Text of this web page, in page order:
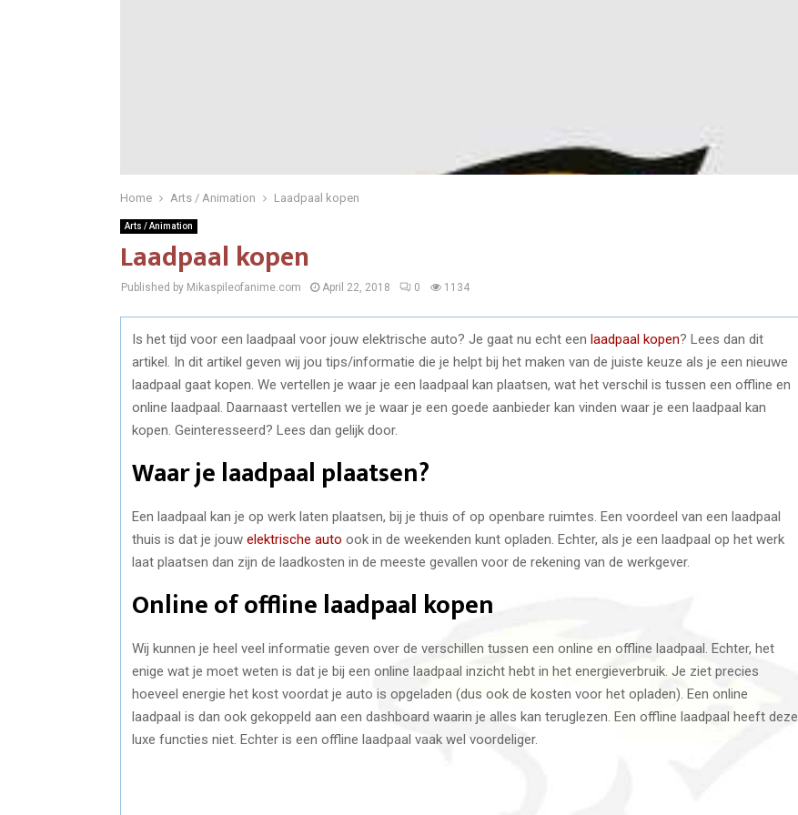
Home Arts / Animation Laadpaal kopen
Arts / Animation
Laadpaal kopen
Published by Mikaspileofanime.com April 22, 2018 0 1134
Is het tijd voor een laadpaal voor jouw elektrische auto? Je gaat nu echt een laadpaal kopen? Lees dan dit
artikel. In dit artikel geven wij jou tips/informatie die je helpt bij het maken van de juiste keuze als je een nieuwe
laadpaal gaat kopen. We vertellen je waar je een laadpaal kan plaatsen, wat het verschil is tussen een offline en
online laadpaal. Daarnaast vertellen we je waar je een goede aanbieder kan vinden waar je een laadpaal kan
kopen. Geinteresseerd? Lees dan gelijk door.
Waar je laadpaal plaatsen?
Een laadpaal kan je op werk laten plaatsen, bij je thuis of op openbare ruimtes. Een voordeel van een laadpaal
thuis is dat je jouw elektrische auto ook in de weekenden kunt opladen. Echter, als je een laadpaal op het werk
laat plaatsen dan zijn de laadkosten in de meeste gevallen voor de rekening van de werkgever.
Online of offline laadpaal kopen
Wij kunnen je heel veel informatie geven over de verschillen tussen een online en offline laadpaal. Echter, het
enige wat je moet weten is dat je bij een online laadpaal inzicht hebt in het energieverbruik. Je ziet precies
hoeveel energie het kost voordat je auto is opgeladen (dus ook de kosten voor het opladen). Een online
laadpaal is dan ook gekoppeld aan een dashboard waarin je alles kan teruglezen. Een offline laadpaal heeft deze
luxe functies niet. Echter is een offline laadpaal vaak wel voordeliger.